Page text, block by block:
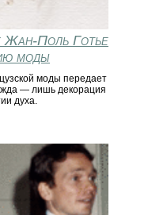
Жан-Поль Готье
моды
моды передает
— лишь декорация
духа.